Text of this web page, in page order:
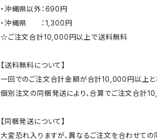
・沖縄県以外：690円
・沖縄県 ：1,300円
☆ご注文合計10,000円以上で送料無料
【送料無料について】
一回でのご注文合計金額が合計10,000円以上と
個別注文の同梱発送により、合算でご注文合計
【同梱発送について】
大変恐れ入りますが、異なるご注文を合わせての